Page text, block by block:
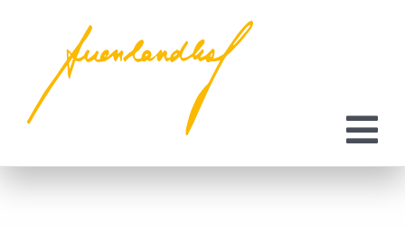
springen